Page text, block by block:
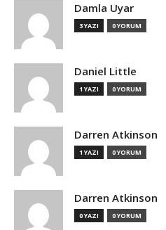
Damla Uyar
3 YAZI 0 YORUM
Daniel Little
1 YAZI 0 YORUM
Darren Atkinson
1 YAZI 0 YORUM
Darren Atkinson
0 YAZI 0 YORUM